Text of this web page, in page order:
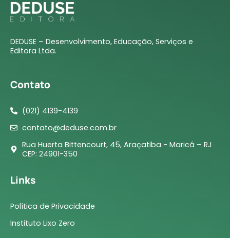
DEDUSE – Desenvolvimento, Educação, Serviços e
Editora Ltda.
Contato
(021) 4139-4139
contato@deduse.com.br
Rua Huerta Bittencourt, 45, Araçatiba - Maricá – RJ
CEP: 24901-350
Links
Política de Privacidade
Instituto Lixo Zero